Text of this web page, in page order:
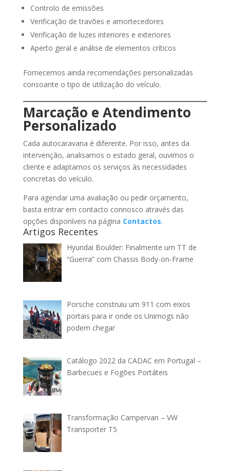
Controlo de emissões
Verificação de travões e amortecedores
Verificação de luzes interiores e exteriores
Aperto geral e análise de elementos críticos
Fornecemos ainda recomendações personalizadas
consoante o tipo de utilização do veículo.
Marcação e Atendimento
Personalizado
Cada autocaravana é diferente. Por isso, antes da
intervenção, analisamos o estado geral, ouvimos o
cliente e adaptamos os serviços às necessidades
concretas do veículo.
Para agendar uma avaliação ou pedir orçamento,
basta entrar em contacto connosco através das
opções disponíveis na página Contactos.
Artigos Recentes
Hyundai Boulder: Finalmente um TT de
“Guerra” com Chassis Body-on-Frame
Porsche construiu um 911 com eixos
portais para ir onde os Unimogs não
podem chegar
Catálogo 2022 da CADAC em Portugal –
Barbecues e Fogões Portáteis
Transformação Campervan – VW
Transporter T5